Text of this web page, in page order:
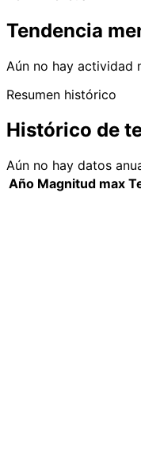
Tendencia
Aún no hay actividad
Resumen histórico
Histórico de
Aún no hay datos
Año Magnitud max